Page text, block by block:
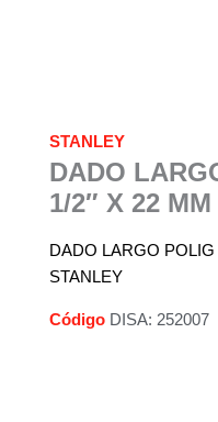
STANLEY
DADO
1/2″ X 22 MM
DADO LARGO
STANLEY
Código DISA: 252007